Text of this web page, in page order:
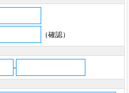
（確認）
-